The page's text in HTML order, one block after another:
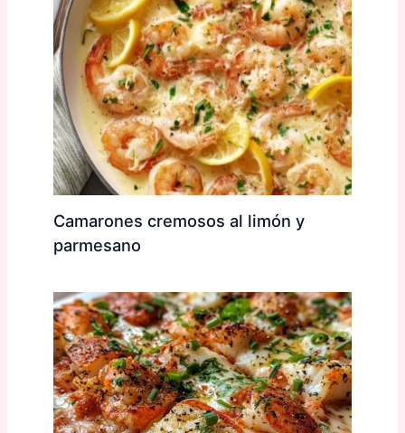
Camarones cremosos al limón y
parmesano